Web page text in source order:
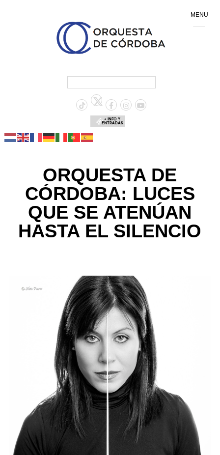
+ INFO Y
ENTRADAS
ORQUESTA DE
CÓRDOBA: LUCES
QUE SE ATENÚAN
HASTA EL SILENCIO
MENU